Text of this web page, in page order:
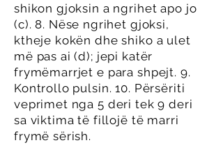
shikon gjoksin a ngrihet apo jo
(c). 8. Nëse ngrihet gjoksi,
ktheje kokën dhe shiko a ulet
më pas ai (d); jepi katër
frymëmarrjet e para shpejt. 9.
Kontrollo pulsin. 10. Përsëriti
veprimet nga 5 deri tek 9 deri
sa viktima të fillojë të marri
frymë sërish.